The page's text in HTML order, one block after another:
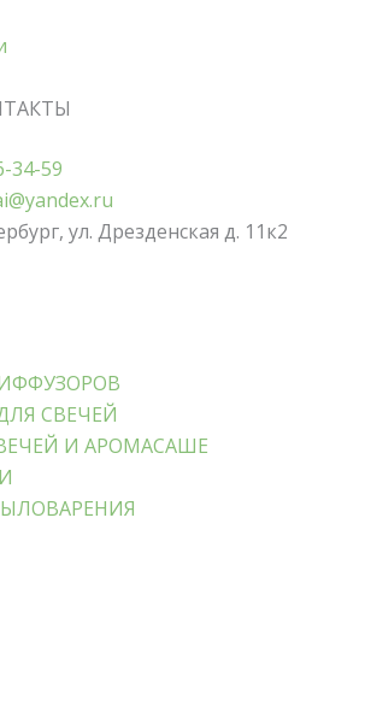
34-59
ул. Дрезденская д. 11к2
СВЕЧЕЙ
И АРОМАСАШЕ